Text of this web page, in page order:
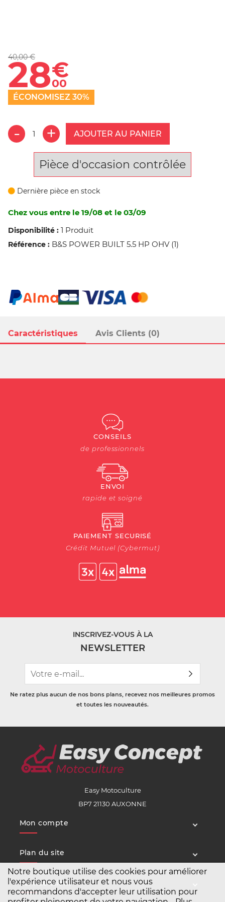
Notre boutique utilise des cookies pour améliorer
l'expérience utilisateur et nous vous
recommandons d'accepter leur utilisation pour
Caractéristiques Avis Clients (0)
40,00 €
28€
00
ÉCONOMISEZ 30%
AJOUTER AU PANIER
Pièce d'occasion contrôlée
Dernière pièce en stock
Chez vous entre le 19/08 et le 03/09
Disponibilité : 1 Produit
Référence : B&S POWER BUILT 5.5 HP OHV (1)
CONSEILS
de professionnels
ENVOI
rapide et soigné
PAIEMENT SECURISÉ
Crédit Mutuel (Cybermut)
INSCRIVEZ-VOUS À LA
NEWSLETTER
Ne ratez plus aucun de nos bons plans, recevez nos meilleures promos
et toutes les nouveautés.
Easy Motoculture
BP7 21130 AUXONNE
Mon compte
Plan du site
Service client